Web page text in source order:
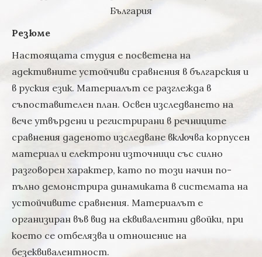
България
Резюме
Настоящата студия е посветена на
адективните устойчиви сравнения в българския и
в руския език. Материалът се разглежда в
съпоставителен план. Освен изследването на
вече утвърдени и регистрирани в речниците
сравнения даденото изследване включва корпусен
материал и електрони източници със силно
разговорен характер, като по този начин по-
пълно демонстрира динамиката в системата на
устойчивите сравнения. Материалът е
организиран във вид на еквивалентни двойки, при
което се отбелязва и отношение на
безеквивалентност.